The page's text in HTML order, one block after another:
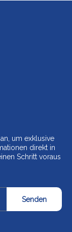
zu https://
um exklusive
direkt in
Schritt voraus
Senden